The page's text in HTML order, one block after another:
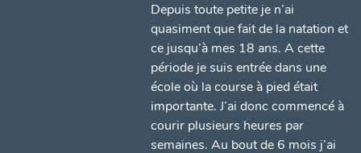
Depuis toute petite je n’ai
quasiment que fait de la natation et
ce jusqu’à mes 18 ans. A cette
période je suis entrée dans une
école où la course à pied était
importante. J’ai donc commencé à
courir plusieurs heures par
semaines. Au bout de 6 mois j’ai